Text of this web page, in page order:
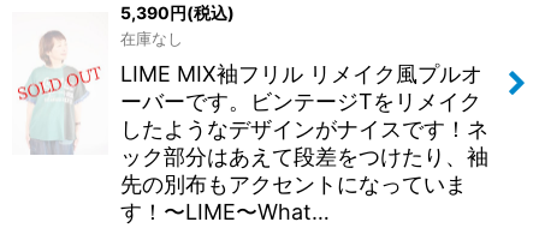
5,390円(税込)
在庫なし
LIME MIX袖フリル リメイク風プルオ
ーバーです。ビンテージTをリメイク
したようなデザインがナイスです！ネ
ック部分はあえて段差をつけたり、袖
先の別布もアクセントになっていま
す！〜LIME〜What…